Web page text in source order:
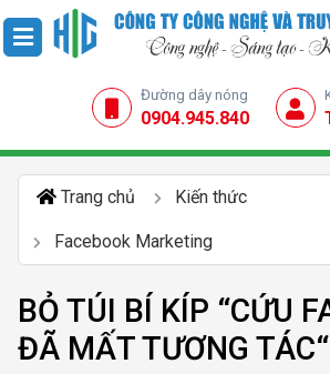
Đường dây nóng
0904.945.840
Trang chủ Kiến thức
Facebook Marketing
BỎ TÚI BÍ KÍP “CỨU
ĐÃ MẤT TƯƠNG TÁC“